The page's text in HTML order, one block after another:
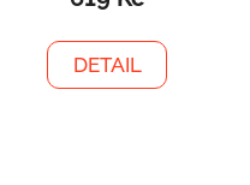
DETAIL